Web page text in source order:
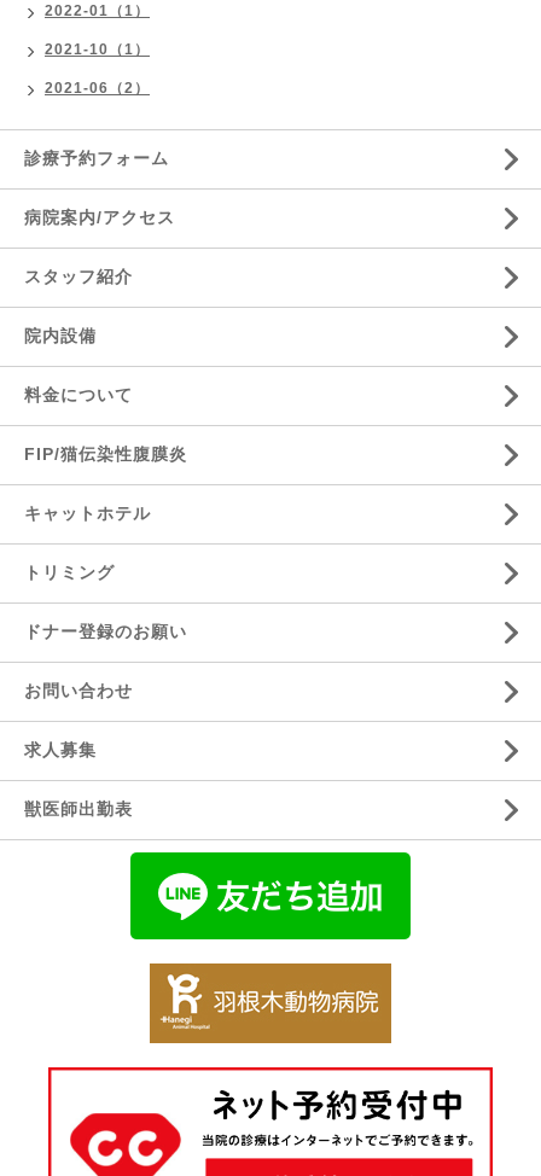
2022-01（1）
2021-10（1）
2021-06（2）
診療予約フォーム
病院案内/アクセス
スタッフ紹介
院内設備
料金について
FIP/猫伝染性腹膜炎
キャットホテル
トリミング
ドナー登録のお願い
お問い合わせ
求人募集
獣医師出勤表